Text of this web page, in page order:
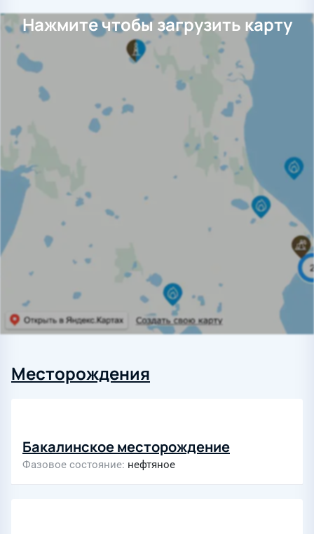
Нажмите чтобы загрузить карту
Месторождения
Бакалинское месторождение
Фазовое состояние нефтяное